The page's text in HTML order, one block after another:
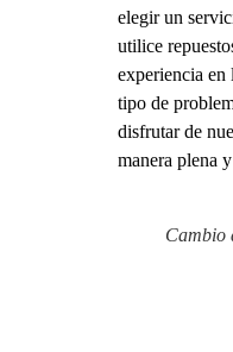
elegir un
utilice
experiencia en
tipo de
disfrutar de
manera plena
Cambio